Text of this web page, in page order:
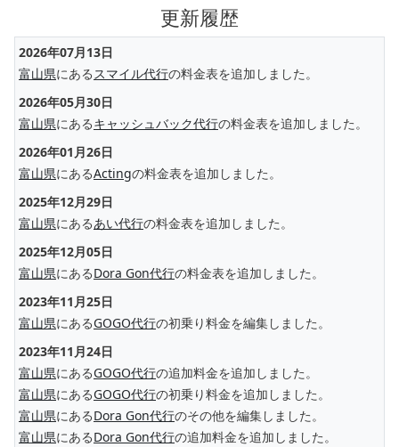
更新履歴
2026年07月13日
富山県にあるスマイル代行の料金表を追加しました。
2026年05月30日
富山県にあるキャッシュバック代行の料金表を追加しました。
2026年01月26日
富山県にあるActingの料金表を追加しました。
2025年12月29日
富山県にあるあい代行の料金表を追加しました。
2025年12月05日
富山県にあるDora Gon代行の料金表を追加しました。
2023年11月25日
富山県にあるGOGO代行の初乗り料金を編集しました。
2023年11月24日
富山県にあるGOGO代行の追加料金を追加しました。
富山県にあるGOGO代行の初乗り料金を追加しました。
富山県にあるDora Gon代行のその他を編集しました。
富山県にあるDora Gon代行の追加料金を追加しました。